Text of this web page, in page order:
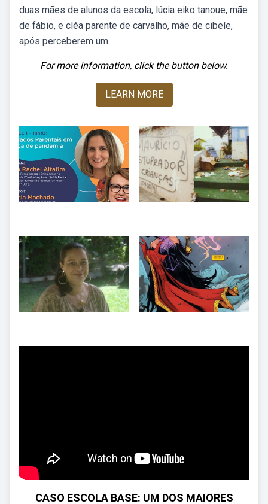
duas mães de alunos da escola, lúcia eiko tanoue, mãe
de fábio, e cléa parente de carvalho, mãe de cibele,
após perceberem um.
For more information, click the button below.
LEARN MORE
CASO ESCOLA BASE: UM DOS MAIORES